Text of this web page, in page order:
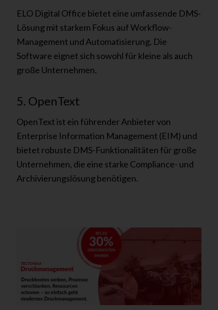
ELO Digital Office bietet eine umfassende DMS-
Lösung mit starkem Fokus auf Workflow-
Management und Automatisierung. Die
Software eignet sich sowohl für kleine als auch
große Unternehmen.
5. OpenText
OpenText ist ein führender Anbieter von
Enterprise Information Management (EIM) und
bietet robuste DMS-Funktionalitäten für große
Unternehmen, die eine starke Compliance- und
Archivierungslösung benötigen.